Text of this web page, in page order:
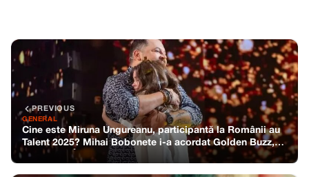
PREVIOUS
GENERAL
Cine este Miruna Ungureanu, participantă la Românii au
Talent 2025? Mihai Bobonete i-a acordat Golden Buzz,
afirmând: „Îți ofer aripi către un mare succes.”